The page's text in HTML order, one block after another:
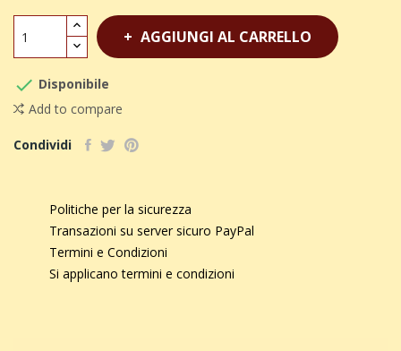
AGGIUNGI AL CARRELLO
 Disponibile
Add to compare
Condividi
Politiche per la sicurezza
Transazioni su server sicuro PayPal
Termini e Condizioni
Si applicano termini e condizioni